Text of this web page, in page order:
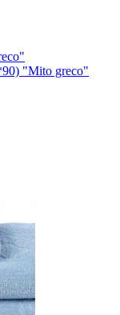
"Mito greco"